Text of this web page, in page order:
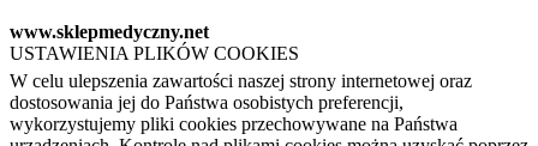
www.sklepmedyczny.net
USTAWIENIA PLIKÓW COOKIES
W celu ulepszenia zawartości naszej strony internetowej oraz
dostosowania jej do Państwa osobistych preferencji,
wykorzystujemy pliki cookies przechowywane na Państwa